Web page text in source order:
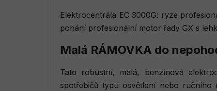
Elektrocentrála EC 3000G: ryze
pohání profesionální motor řady GX s
Malá RÁMOVKA do
Tato robustní, malá, benzínová
spotřebičů typu osvětlení nebo ručního